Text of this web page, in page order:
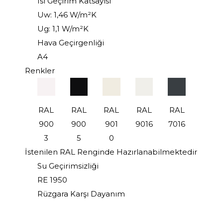
Uw: 1,46 W/m²K
Ug: 1,1 W/m²K
Hava Geçirgenliği
A4
Renkler
RAL
900
3
RAL
900
5
RAL
901
0
RAL
9016
RAL
7016
İstenilen RAL Renginde Hazırlanabilmektedir
Su Geçirimsizliği
RE 1950
Rüzgara Karşı Dayanım